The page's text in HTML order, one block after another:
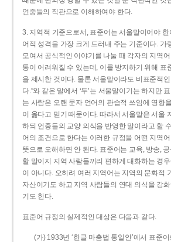
언중들의 직관으로 이해하여야 한다.
3. 지역적 기준으로서, 표준어는 서울말이어야
어적 성격을 가장 크게 드러내 주는 기준이다. 가
모여서 공식적인 이야기를 나눌 때 각자의 지역
통이 어려워질 수 있는데, 이를 방지하기 위해 표
을 제시한 것이다. 물론 서울말이라도 비표준적
다.”와 같은 말에서 ‘두’는 서울말이기는 하지만
는 사람은 오랜 문자 언어의 관습적 쓰임에 영향
이 옳다고 믿기 때문이다. 따라서 서울말은 서울
하되 언중들의 교양 의식을 반영한 말이라고 할
어의 조건으로 한다는 이러한 규정을 어떤 지역
뜻으로 오해하면 안 된다. 표준어는 교육, 방송,
할 말이지 지역 사람들끼리 편하게 대화하는 경
이 아니다. 오히려 여러 지역어는 지역의 문화적
자산이기도 하고 지역 사람들의 연대 의식을 강
기도 한다.
표준어 규정의 실제적인 대상은 다음과 같다.
(가) 1933년 ‘한글 마춤법 통일안’에서 표준